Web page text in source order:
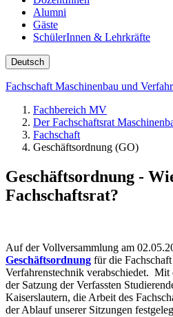
Alumni
Gäste
SchülerInnen & Lehrkräfte
Deutsch
Fachschaft Maschinenbau und
Fachbereich MV
Der Fachschaftsrat
Fachschaft
Geschäftsordnung (GO)
Geschäftsordnung -
Fachschaftsrat?
Auf der Vollversammlung am
Geschäftsordnung für die
Verfahrenstechnik verabschiedet.
der Satzung der Verfassten
Kaiserslautern, die Arbeit des
der Ablauf unserer Sitzungen